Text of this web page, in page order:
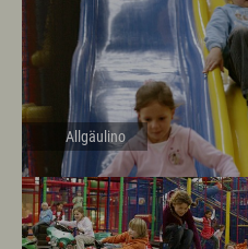
Fachklinik St. Marien
Selbstversorgerhütten und -häuser
Infos zum Urlaub mit dem Hund
Infos zum Urlaub mit Handicap
Tagungsmöglichkeiten
Wichtige Infos zum Urlaub
Kultur & Genuss
Sehenswertes in Wertach
Kirchen und Kapellen
Brauchtum
Allgäulino